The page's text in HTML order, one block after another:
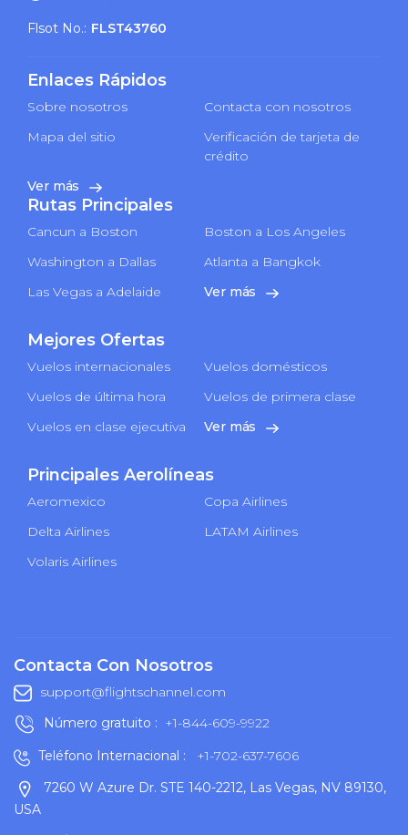
Flsot No.: FLST43760
Enlaces Rápidos
Sobre nosotros
Contacta con nosotros
Mapa del sitio
Verificación de tarjeta de
crédito
Ver más
Rutas Principales
Cancun a Boston
Boston a Los Angeles
Washington a Dallas
Atlanta a Bangkok
Las Vegas a Adelaide
Ver más
Mejores Ofertas
Vuelos internacionales
Vuelos domésticos
Vuelos de última hora
Vuelos de primera clase
Vuelos en clase ejecutiva
Ver más
Principales Aerolíneas
Aeromexico
Copa Airlines
Delta Airlines
LATAM Airlines
Volaris Airlines
Contacta Con Nosotros
support@flightschannel.com
Número gratuito : +1-844-609-9922
Teléfono Internacional :
+1-702-637-7606
7260 W Azure Dr. STE 140-2212, Las Vegas, NV 89130,
USA